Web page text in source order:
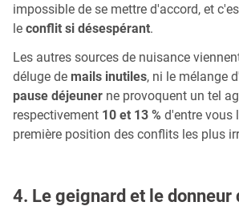
impossible de se mettre d'accord, et
le conflit si désespérant.
Les autres sources de nuisance
déluge de mails inutiles, ni le mélange d'
pause déjeuner ne provoquent un tel
respectivement 10 et 13 % d'entre vous
première position des conflits les plus
4. Le geignard et le donneur